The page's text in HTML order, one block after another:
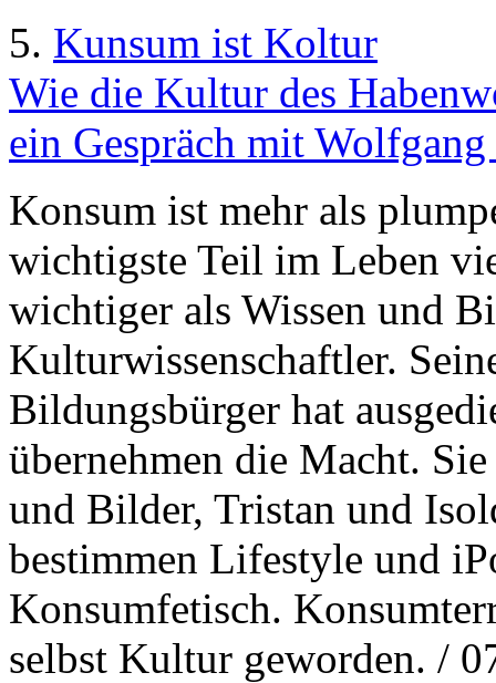
5. Kunsum ist Koltur
Wie die Kultur des
ein Gespräch mit
Konsum ist mehr als
wichtigste Teil im Leben
wichtiger als Wissen und
Kulturwissenschaftler.
Bildungsbürger hat
übernehmen die Macht.
und Bilder, Tristan und
bestimmen Lifestyle und
Konsumfetisch.
selbst Kultur geworden. /